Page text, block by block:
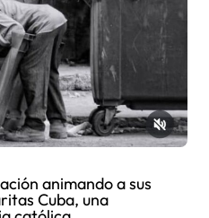
animando a sus
Cuba, una